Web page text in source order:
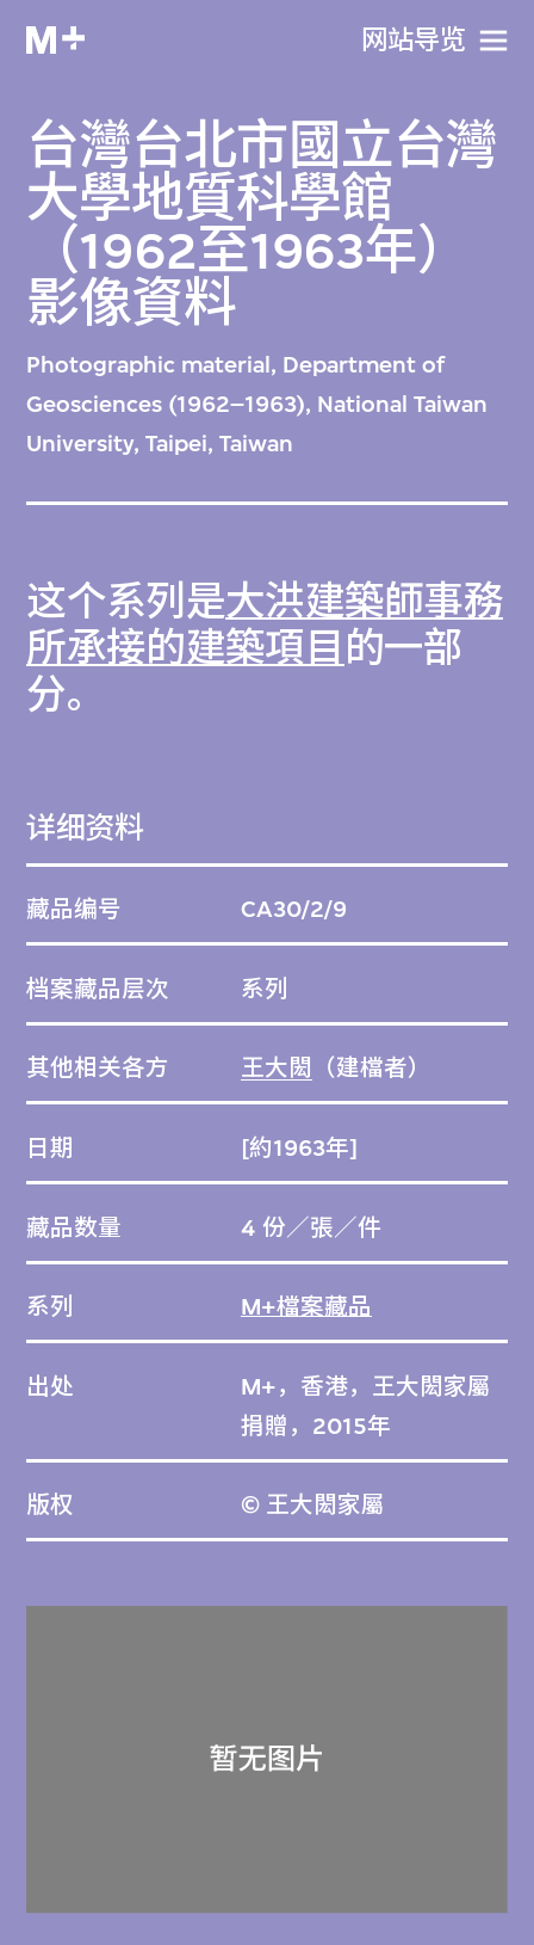
网站导览
台灣台北市國立台灣
大學地質科學館
（1962至1963年）
影像資料
Photographic material, Department of
Geosciences (1962–1963), National Taiwan
University, Taipei, Taiwan
这个系列是大洪建築師事務
所承接的建築項目 的一部
分。
详细资料
藏品编号 CA30/2/9
档案藏品层次 系列
其他相关各方 王大閎 （建檔者）
日期 [約1963年]
藏品数量 4 份／張／件
系列 M+檔案藏品
出处
M+，香港，王大閎家屬
捐贈，2015年
版权 © 王大閎家屬